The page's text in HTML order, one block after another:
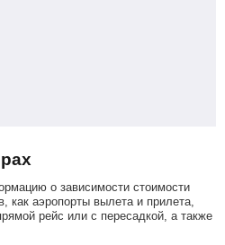
о зависимости стоимости
как аэропорты вылета и прилета,
рейс или с пересадкой, а также